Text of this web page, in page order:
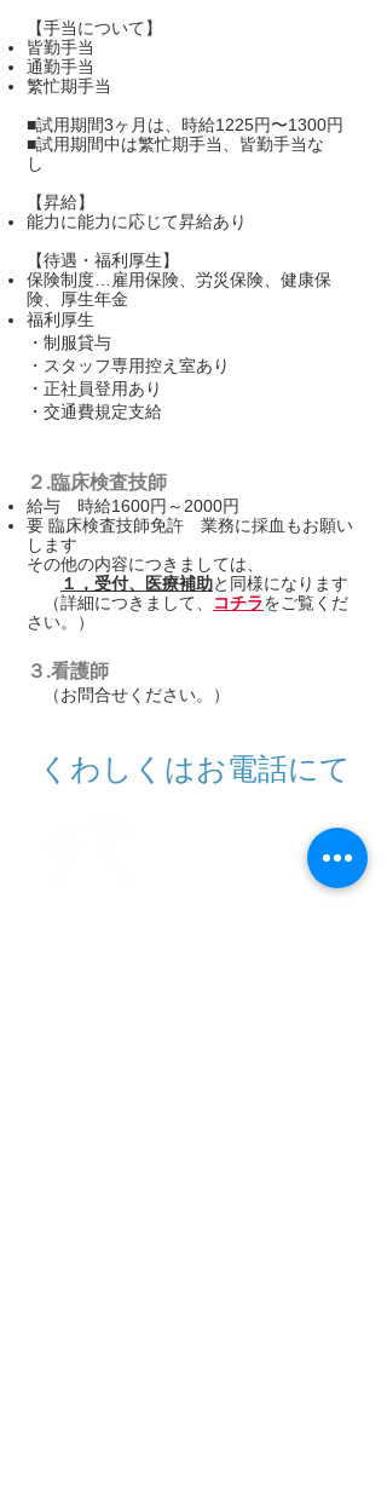
【手当について】
皆勤手当
通勤手当
繁忙期手当
■試用期間3ヶ月は、時給1225円〜1300円
■試用期間中は繁忙期手当、皆勤手当な
し
【昇給】
能力に能力に応じて昇給あり
【待遇・福利厚生】
保険制度…雇用保険、労災保険、健康保
険、厚生年金
福利厚生
・制服貸与
・スタッフ専用控え室あり
・正社員登用あり
・交通費規定支給
２.臨床検査技師
給与 時給1600円～2000円
要 臨床検査技師免許 業務に採血もお願い
します
​​その他の内容につきましては、
１，受付、医療補助と同様になります
（詳細につきまして、
コチラをご覧くだ
さい。）
３.看護師
（お問合せください。）
くわしくはお電話にて